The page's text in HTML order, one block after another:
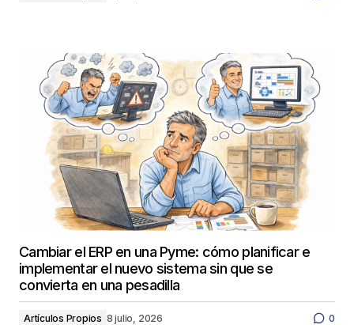
Cambiar el ERP en una Pyme: cómo planificar e
implementar el nuevo sistema sin que se
convierta en una pesadilla
Artículos Propios 8 julio, 2026 0